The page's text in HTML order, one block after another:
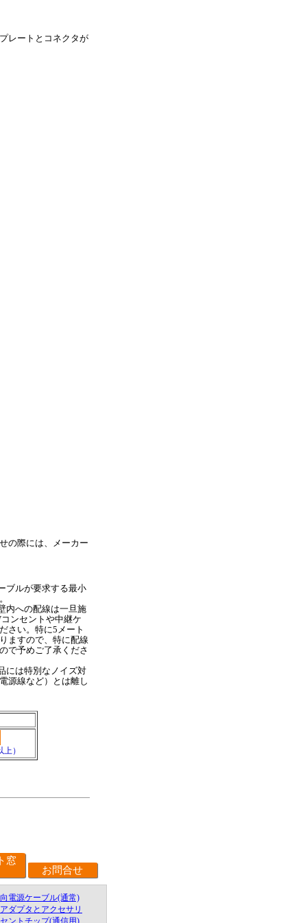
レートとコネクタが
の際には、メーカー
ブルが要求する最小
内への配線は一旦施
ンセントや中継ケ
さい。特に5メート
ますので、特に配線
で予めご了承くださ
には特別なノイズ対
源線など）とは離し
）
窓
お問合せ
電源ケーブル(通常)
ダプタとアクセサリ